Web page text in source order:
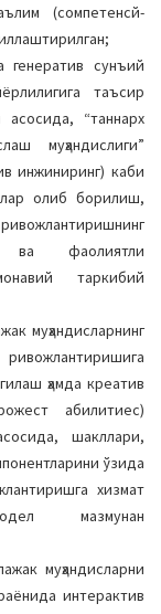
(cомпетенcй-
генератив сунъий
таъсир
“таннарх
муҳандислиги”
инжиниринг) каби
олиб борилиш,
ва фаолиятли
таркибий
муҳандисларнинг
ҳамда креатив
абилитиес)
шакллари,
ўзида
хизмат
мазмунан
муҳандисларни
интерактив